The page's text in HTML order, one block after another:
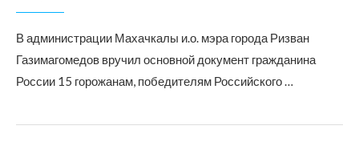
В администрации Махачкалы и.о. мэра города Ризван
Газимагомедов вручил основной документ гражданина
России 15 горожанам, победителям Российского …